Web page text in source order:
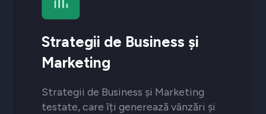
Strategii de Business și
Marketing
Strategii de Business și Marketing
testate, care îți generează vânzări și